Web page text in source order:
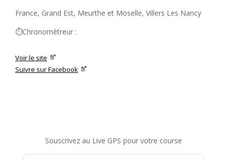
France, Grand Est, Meurthe et Moselle, Villers Les Nancy
⏱️Chronomètreur :
Voir le site
Suivre sur Facebook
Souscrivez au Live GPS pour votre course